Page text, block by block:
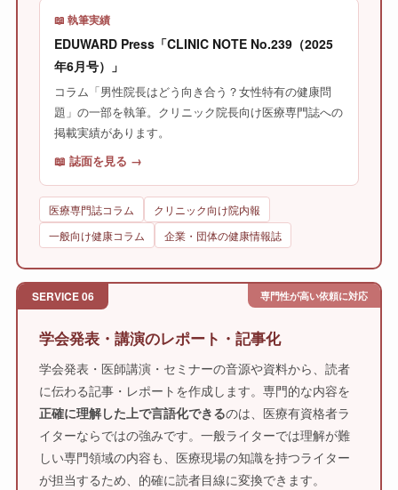
📖 執筆実績
EDUWARD Press「CLINIC NOTE No.239（2025
年6月号）」
コラム「男性院長はどう向き合う？女性特有の健康問
題」の一部を執筆。クリニック院長向け医療専門誌への
掲載実績があります。
📖 誌面を見る →
医療専門誌コラム
クリニック向け院内報
一般向け健康コラム
企業・団体の健康情報誌
SERVICE 06 専門性が高い依頼に対応
学会発表・講演のレポート・記事化
学会発表・医師講演・セミナーの音源や資料から、読者
に伝わる記事・レポートを作成します。専門的な内容を
正確に理解した上で言語化できるのは、医療有資格者ラ
イターならではの強みです。一般ライターでは理解が難
しい専門領域の内容も、医療現場の知識を持つライター
が担当するため、的確に読者目線に変換できます。